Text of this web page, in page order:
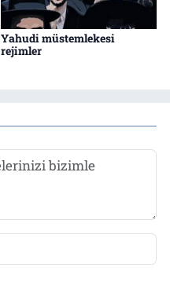
Yahudi müstemlekesi
rejimler